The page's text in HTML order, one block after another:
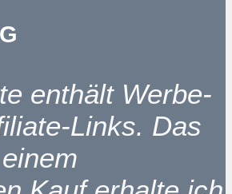
enthält Werbe-
Links. Das